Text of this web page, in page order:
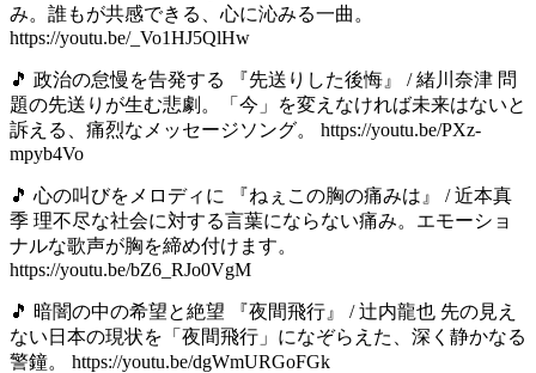
み。誰もが共感できる、心に沁みる一曲。
https://youtu.be/_Vo1HJ5QlHw
🎵 政治の怠慢を告発する 『先送りした後悔』 / 緒川奈津 問
題の先送りが生む悲劇。「今」を変えなければ未来はないと
訴える、痛烈なメッセージソング。 https://youtu.be/PXz-
mpyb4Vo
🎵 心の叫びをメロディに 『ねぇこの胸の痛みは』 / 近本真
季 理不尽な社会に対する言葉にならない痛み。エモーショ
ナルな歌声が胸を締め付けます。
https://youtu.be/bZ6_RJo0VgM
🎵 暗闇の中の希望と絶望 『夜間飛行』 / 辻内龍也 先の見え
ない日本の現状を「夜間飛行」になぞらえた、深く静かなる
警鐘。 https://youtu.be/dgWmURGoFGk